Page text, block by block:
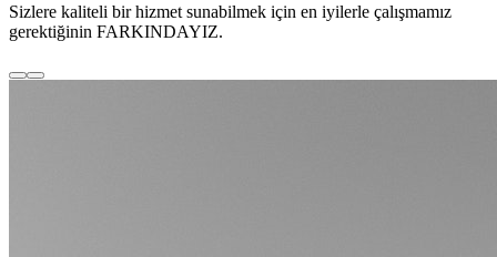
Sizlere kaliteli bir hizmet sunabilmek için en iyilerle çalışmamız
gerektiğinin FARKINDAYIZ.